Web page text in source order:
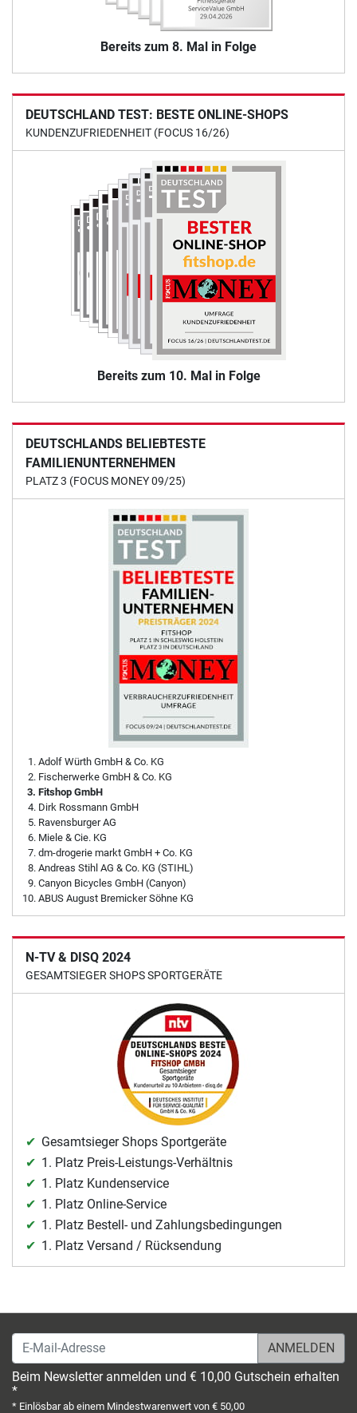
Bereits zum 8. Mal in Folge
DEUTSCHLAND TEST: BESTE ONLINE-SHOPS
KUNDENZUFRIEDENHEIT (FOCUS 16/26)
Bereits zum 10. Mal in Folge
DEUTSCHLANDS BELIEBTESTE
FAMILIENUNTERNEHMEN
PLATZ 3 (FOCUS MONEY 09/25)
Adolf Würth GmbH & Co. KG
Fischerwerke GmbH & Co. KG
Fitshop GmbH
Dirk Rossmann GmbH
Ravensburger AG
Miele & Cie. KG
dm-drogerie markt GmbH + Co. KG
Andreas Stihl AG & Co. KG (STIHL)
Canyon Bicycles GmbH (Canyon)
ABUS August Bremicker Söhne KG
N-TV & DISQ 2024
GESAMTSIEGER SHOPS SPORTGERÄTE
Gesamtsieger Shops Sportgeräte
1. Platz Preis-Leistungs-Verhältnis
1. Platz Kundenservice
1. Platz Online-Service
1. Platz Bestell- und Zahlungsbedingungen
1. Platz Versand / Rücksendung
E-Mail-Adresse
Beim Newsletter anmelden und € 10,00 Gutschein erhalten
*
* Einlösbar ab einem Mindestwarenwert von € 50,00